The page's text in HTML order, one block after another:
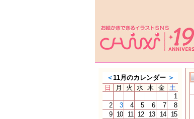
＜11月のカレンダー ＞
日
月 火 水 木 金 土
1
2
3 4 5 6 7
8
9
10 11 12 13 14
15